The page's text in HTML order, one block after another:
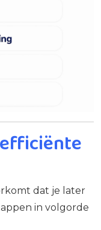
dat je later
in volgorde